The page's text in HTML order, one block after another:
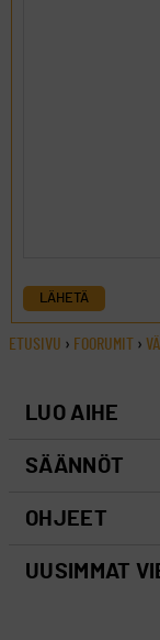
LÄHETÄ
ETUSIVU › FOORUMIT ›
LUO AIHE
SÄÄNNÖT
OHJEET
UUSIMMAT